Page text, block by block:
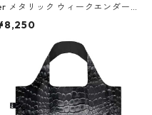
メタリック ウィークエンダー
ストンバッグ ショルダーバッグ
Black ジャン=ミッシェル・バスキ
ア/クラウン ブラック